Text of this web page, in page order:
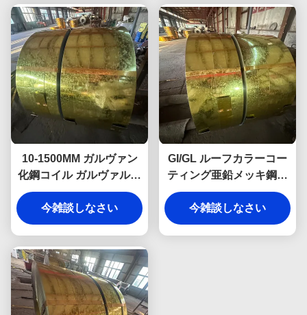
10-1500MM ガルヴァン
化鋼コイル ガルヴァルウ
ム鋼コイル アルーシンク
Az150
今雑談しなさい
GI/GL ルーフカラーコー
ティング亜鉛メッキ鋼コ
イル 熱間浸漬 0.12mm-
4mm
今雑談しなさい